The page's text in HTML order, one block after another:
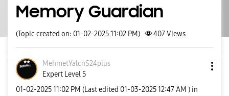
Memory Guardian
(Topic created on: 01-02-2025 11:02 PM) 407Views
MehmetYalcnS24plus
Expert Level 5
‎01-02-202511:02 PM (Last edited ‎01-03-202512:47 AM ) in